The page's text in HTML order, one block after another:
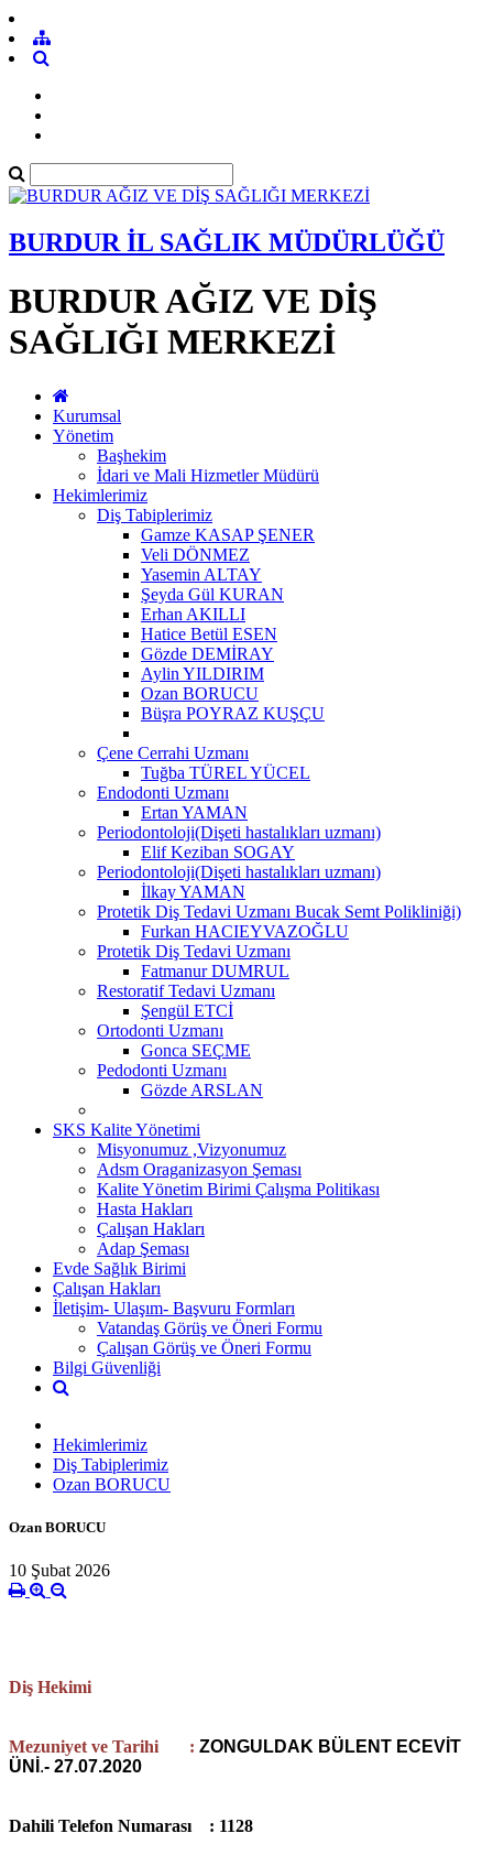
BURDUR İL SAĞLIK MÜDÜRLÜĞÜ
BURDUR AĞIZ VE DİŞ
SAĞLIĞI MERKEZİ
Kurumsal
Yönetim
Başhekim
İdari ve Mali Hizmetler Müdürü
Hekimlerimiz
Diş Tabiplerimiz
Gamze KASAP ŞENER
Veli DÖNMEZ
Yasemin ALTAY
Şeyda Gül KURAN
Erhan AKILLI
Hatice Betül ESEN
Gözde DEMİRAY
Aylin YILDIRIM
Ozan BORUCU
Büşra POYRAZ KUŞÇU
Çene Cerrahi Uzmanı
Tuğba TÜREL YÜCEL
Endodonti Uzmanı
Ertan YAMAN
Periodontoloji(Dişeti hastalıkları uzmanı)
Elif Keziban SOGAY
Periodontoloji(Dişeti hastalıkları uzmanı)
İlkay YAMAN
Protetik Diş Tedavi Uzmanı Bucak Semt Polikliniği)
Furkan HACIEYVAZOĞLU
Protetik Diş Tedavi Uzmanı
Fatmanur DUMRUL
Restoratif Tedavi Uzmanı
Şengül ETCİ
Ortodonti Uzmanı
Gonca SEÇME
Pedodonti Uzmanı
Gözde ARSLAN
SKS Kalite Yönetimi
Misyonumuz ,Vizyonumuz
Adsm Oraganizasyon Şeması
Kalite Yönetim Birimi Çalışma Politikası
Hasta Hakları
Çalışan Hakları
Adap Şeması
Evde Sağlık Birimi
Çalışan Hakları
İletişim- Ulaşım- Başvuru Formları
Vatandaş Görüş ve Öneri Formu
Çalışan Görüş ve Öneri Formu
Bilgi Güvenliği
Hekimlerimiz
Diş Tabiplerimiz
Ozan BORUCU
Ozan BORUCU
10 Şubat 2026
Diş Hekimi
Mezuniyet ve Tarihi : ZONGULDAK BÜLENT ECEVİT
ÜNİ .- 27.07.2020
Dahili Telefon Numarası : 1128